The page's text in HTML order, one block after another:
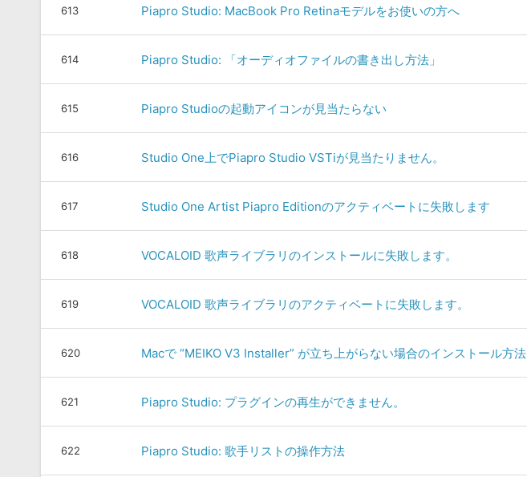
613 Piapro Studio: MacBook Pro Retinaモデルをお使いの方へ
614 Piapro Studio: 「オーディオファイルの書き出し方法」
615 Piapro Studioの起動アイコンが見当たらない
616 Studio One上でPiapro Studio VSTiが見当たりません。
617 Studio One Artist Piapro Editionのアクティベートに失敗します
618 VOCALOID 歌声ライブラリのインストールに失敗します。
619 VOCALOID 歌声ライブラリのアクティベートに失敗します。
620 Macで “MEIKO V3 Installer” が立ち上がらない場合のインストール方法
621 Piapro Studio: プラグインの再生ができません。
622 Piapro Studio: 歌手リストの操作方法